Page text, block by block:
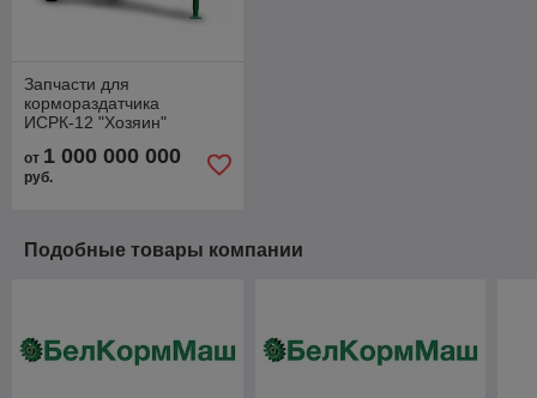
Запчасти для
кормораздатчика
ИСРК-12 "Хозяин"
от 1 000 000 000
руб.
Подобные товары компании